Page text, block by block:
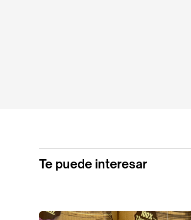
Te puede interesar